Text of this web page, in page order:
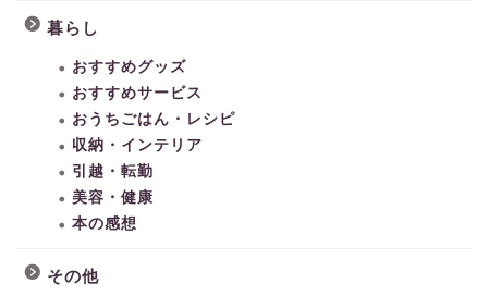
暮らし
おすすめグッズ
おすすめサービス
おうちごはん・レシピ
収納・インテリア
引越・転勤
美容・健康
本の感想
その他